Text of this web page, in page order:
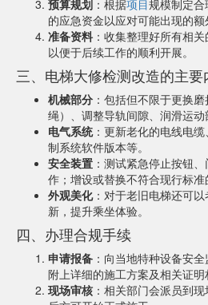
预算规划 ：根据项目规模制定
的应急资金以应对可能出现的额
准备资料 ：收集整理好所有相
以便于后续工作的顺利开展。
三、电梯大修检测改造的主要
机械部分 ：包括但不限于更换
绳）、调整导轨间隙、润滑运动
电气系统：更新老化的电线电
制系统软件版本等。
安全装置 ：测试紧急停止按钮
作；增设或替换不符合现行标准
外观美化：对于老旧电梯还可
新，提升乘坐体验。
四、办理合规手续
申请报备 ：向当地特种设备安
附上详细的施工方案及相关证明
现场审核 ：相关部门会派员到